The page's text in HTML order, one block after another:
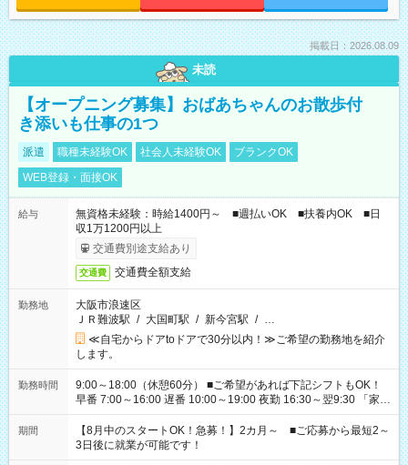
掲載日：2026.08.09
未読
【オープニング募集】おばあちゃんのお散歩付
き添いも仕事の1つ
派遣 職種未経験OK 社会人未経験OK
ブランクOK
WEB登録・面接OK
給与
無資格未経験：時給1400円～ ■週払いOK ■扶養内OK ■日
収1万1200円以上
交通費別途支給あり
交通費 交通費全額支給
勤務地
大阪市浪速区
ＪＲ難波駅 / 大国町駅 / 新今宮駅 / …
≪自宅からドアtoドアで30分以内！≫ご希望の勤務地を紹介
します。
勤務時間
9:00～18:00（休憩60分） ■ご希望があれば下記シフトもOK！
早番 7:00～16:00 遅番 10:00～19:00 夜勤 16:30～翌9:30 「家族
と休みを合わせたい」 「余裕を持って夕飯の準備がしたい」
「できれば残業はしたくない」 など、ご希望を教えてください
ね。 ※Wワーク希望の方へ 今ご覧のお仕事で希望する勤務時間
と、もう1つのお仕事の勤務時間。 合計で週40時間を超える場
期間
【8月中のスタートOK！急募！】2カ月～ ■ご応募から最短2～
3日後に就業が可能です！